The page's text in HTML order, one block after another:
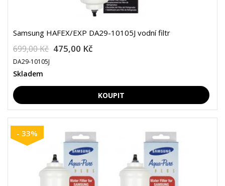
Samsung HAFEX/EXP DA29-10105J vodní filtr
699,00 Kč 475,00 Kč
DA29-10105J
Skladem
- 33%